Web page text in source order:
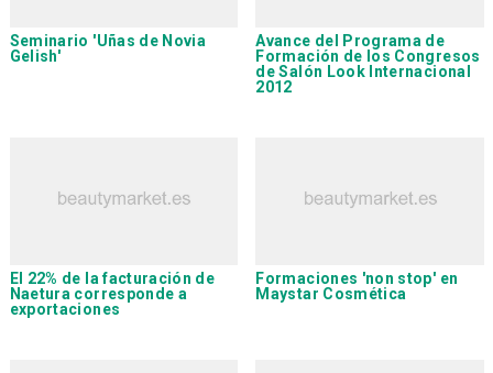
Seminario 'Uñas de Novia
Gelish'
Avance del Programa de
Formación de los Congresos
de Salón Look Internacional
2012
El 22% de la facturación de
Naetura corresponde a
exportaciones
Formaciones 'non stop' en
Maystar Cosmética